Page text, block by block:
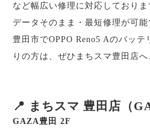
など幅広い修理に対応しておりま
データそのまま・最短修理が可能
豊田市でOPPO Reno5 Aのバッテ
りの方は、ぜひまちスマ豊田店へ
📍 まちスマ 豊田店（
GAZA豊田 2F